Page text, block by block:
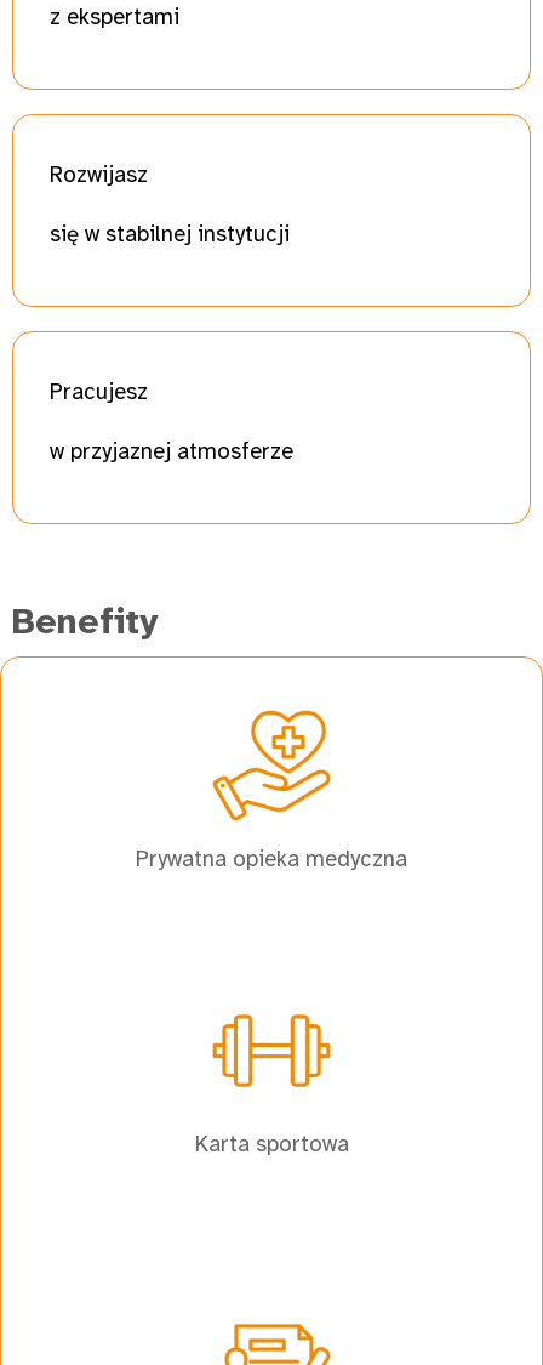
z ekspertami
Rozwijasz
się w stabilnej instytucji
Pracujesz
w przyjaznej atmosferze
Benefity
Prywatna opieka medyczna
Karta sportowa